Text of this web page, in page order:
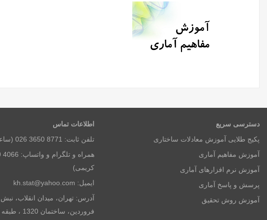
دسترسی سریع
پکیج طلایی آموزش معادلات ساختاری
آموزش مفاهیم آماری
آموزش نرم افزارهای آماری
پرسش و پاسخ آماری
آموزش روش تحقیق
اطلاعات تماس
تلفن ثابت: 8771 3650 026 (ساعات اداری)
کریمی)
ایمیل: kh.stat@yahoo.com
فروردین، ساختمان 1320 ، طبقه اول، واحد 2